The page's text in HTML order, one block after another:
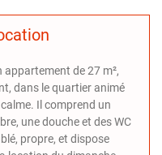
de 27 m²,
dans le quartier animé
Il comprend un
une douche et des WC
propre, et dispose